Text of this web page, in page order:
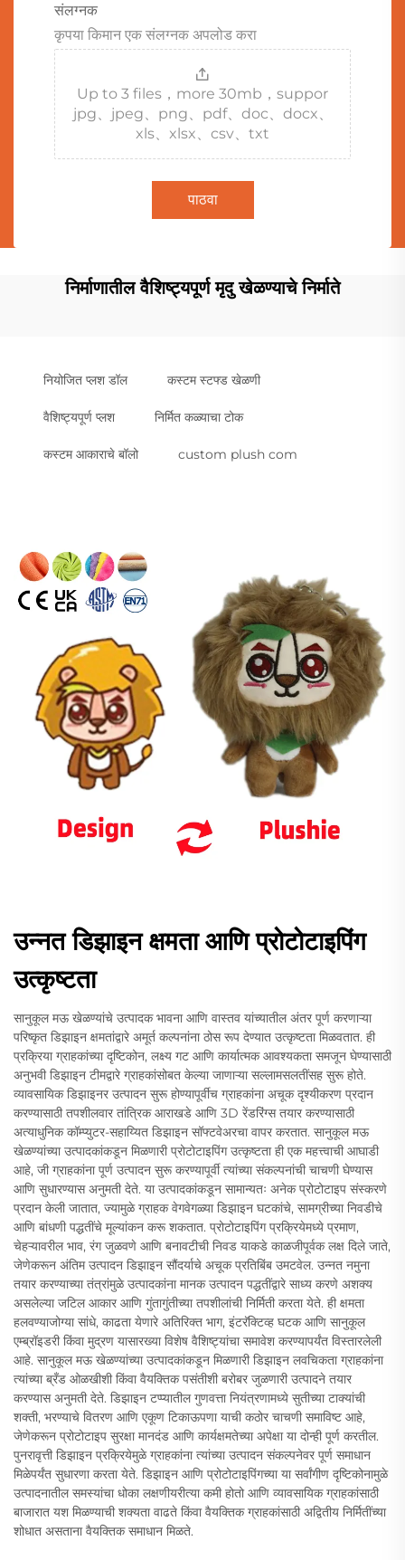
संलग्नक
कृपया किमान एक संलग्नक अपलोड करा
Up to 3 files，more 30mb，suppor
jpg、jpeg、png、pdf、doc、docx、
xls、xlsx、csv、txt
पाठवा
निर्माणातील वैशिष्ट्यपूर्ण मृदु खेळण्याचे निर्माते
नियोजित प्लश डॉल कस्टम स्टफ्ड खेळणी
वैशिष्ट्यपूर्ण प्लश निर्मित कळ्याचा टोक
कस्टम आकाराचे बॉलो custom plush com
उन्नत डिझाइन क्षमता आणि प्रोटोटाइपिंग
उत्कृष्टता
सानुकूल मऊ खेळण्यांचे उत्पादक भावना आणि वास्तव यांच्यातील अंतर पूर्ण करणाऱ्या
परिष्कृत डिझाइन क्षमतांद्वारे अमूर्त कल्पनांना ठोस रूप देण्यात उत्कृष्टता मिळवतात. ही
प्रक्रिया ग्राहकांच्या दृष्टिकोन, लक्ष्य गट आणि कार्यात्मक आवश्यकता समजून घेण्यासाठी
अनुभवी डिझाइन टीमद्वारे ग्राहकांसोबत केल्या जाणाऱ्या सल्लामसलतींसह सुरू होते.
व्यावसायिक डिझाइनर उत्पादन सुरू होण्यापूर्वीच ग्राहकांना अचूक दृश्यीकरण प्रदान
करण्यासाठी तपशीलवार तांत्रिक आराखडे आणि 3D रेंडरिंग्स तयार करण्यासाठी
अत्याधुनिक कॉम्प्युटर-सहाय्यित डिझाइन सॉफ्टवेअरचा वापर करतात. सानुकूल मऊ
खेळण्यांच्या उत्पादकांकडून मिळणारी प्रोटोटाइपिंग उत्कृष्टता ही एक महत्त्वाची आघाडी
आहे, जी ग्राहकांना पूर्ण उत्पादन सुरू करण्यापूर्वी त्यांच्या संकल्पनांची चाचणी घेण्यास
आणि सुधारण्यास अनुमती देते. या उत्पादकांकडून सामान्यतः अनेक प्रोटोटाइप संस्करणे
प्रदान केली जातात, ज्यामुळे ग्राहक वेगवेगळ्या डिझाइन घटकांचे, सामग्रीच्या निवडीचे
आणि बांधणी पद्धतींचे मूल्यांकन करू शकतात. प्रोटोटाइपिंग प्रक्रियेमध्ये प्रमाण,
चेहऱ्यावरील भाव, रंग जुळवणे आणि बनावटीची निवड याकडे काळजीपूर्वक लक्ष दिले जाते,
जेणेकरून अंतिम उत्पादन डिझाइन सौंदर्याचे अचूक प्रतिबिंब उमटवेल. उन्नत नमुना
तयार करण्याच्या तंत्रांमुळे उत्पादकांना मानक उत्पादन पद्धतींद्वारे साध्य करणे अशक्य
असलेल्या जटिल आकार आणि गुंतागुंतीच्या तपशीलांची निर्मिती करता येते. ही क्षमता
हलवण्याजोग्या सांधे, काढता येणारे अतिरिक्त भाग, इंटरॅक्टिव्ह घटक आणि सानुकूल
एम्ब्रॉइडरी किंवा मुद्रण यासारख्या विशेष वैशिष्ट्यांचा समावेश करण्यापर्यंत विस्तारलेली
आहे. सानुकूल मऊ खेळण्यांच्या उत्पादकांकडून मिळणारी डिझाइन लवचिकता ग्राहकांना
त्यांच्या ब्रँड ओळखीशी किंवा वैयक्तिक पसंतीशी बरोबर जुळणारी उत्पादने तयार
करण्यास अनुमती देते. डिझाइन टप्प्यातील गुणवत्ता नियंत्रणामध्ये सुतीच्या टाक्यांची
शक्ती, भरण्याचे वितरण आणि एकूण टिकाऊपणा याची कठोर चाचणी समाविष्ट आहे,
जेणेकरून प्रोटोटाइप सुरक्षा मानदंड आणि कार्यक्षमतेच्या अपेक्षा या दोन्ही पूर्ण करतील.
पुनरावृत्ती डिझाइन प्रक्रियेमुळे ग्राहकांना त्यांच्या उत्पादन संकल्पनेवर पूर्ण समाधान
मिळेपर्यंत सुधारणा करता येते. डिझाइन आणि प्रोटोटाइपिंगच्या या सर्वांगीण दृष्टिकोनामुळे
उत्पादनातील समस्यांचा धोका लक्षणीयरीत्या कमी होतो आणि व्यावसायिक ग्राहकांसाठी
बाजारात यश मिळण्याची शक्यता वाढते किंवा वैयक्तिक ग्राहकांसाठी अद्वितीय निर्मितींच्या
शोधात असताना वैयक्तिक समाधान मिळते.